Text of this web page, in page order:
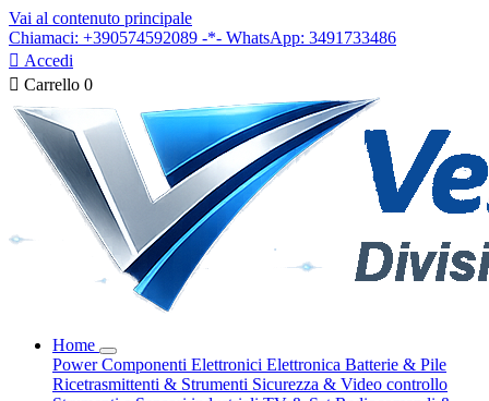
Vai al contenuto principale
Chiamaci: +390574592089 -*- WhatsApp: 3491733486
 Accedi
 Carrello 0
Home
PowerComponenti Elettronici Elettronica Batterie & Pile
Ricetrasmittenti & Strumenti Sicurezza & Video controllo